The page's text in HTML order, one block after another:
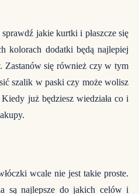
jakie kurtki i płaszcze się
kolorach dodatki będą najlepiej
Zastanów się również czy w tym
szalik w paski czy może wolisz
już będziesz wiedziała co i
wcale nie jest takie proste.
są najlepsze do jakich celów i